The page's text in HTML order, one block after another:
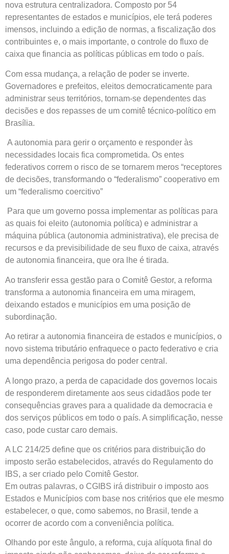
nova estrutura centralizadora. Composto por 54
representantes de estados e municípios, ele terá poderes
imensos, incluindo a edição de normas, a fiscalização dos
contribuintes e, o mais importante, o controle do fluxo de
caixa que financia as políticas públicas em todo o país.
Com essa mudança, a relação de poder se inverte.
Governadores e prefeitos, eleitos democraticamente para
administrar seus territórios, tornam-se dependentes das
decisões e dos repasses de um comitê técnico-político em
Brasília.
A autonomia para gerir o orçamento e responder às
necessidades locais fica comprometida. Os entes
federativos correm o risco de se tornarem meros “receptores
de decisões, transformando o “federalismo” cooperativo em
um “federalismo coercitivo”
Para que um governo possa implementar as políticas para
as quais foi eleito (autonomia política) e administrar a
máquina pública (autonomia administrativa), ele precisa de
recursos e da previsibilidade de seu fluxo de caixa, através
de autonomia financeira, que ora lhe é tirada.
Ao transferir essa gestão para o Comitê Gestor, a reforma
transforma a autonomia financeira em uma miragem,
deixando estados e municípios em uma posição de
subordinação.
Ao retirar a autonomia financeira de estados e municípios, o
novo sistema tributário enfraquece o pacto federativo e cria
uma dependência perigosa do poder central.
A longo prazo, a perda de capacidade dos governos locais
de responderem diretamente aos seus cidadãos pode ter
consequências graves para a qualidade da democracia e
dos serviços públicos em todo o país. A simplificação, nesse
caso, pode custar caro demais.
A LC 214/25 define que os critérios para distribuição do
imposto serão estabelecidos, através do Regulamento do
IBS, a ser criado pelo Comitê Gestor.
Em outras palavras, o CGIBS irá distribuir o imposto aos
Estados e Municípios com base nos critérios que ele mesmo
estabelecer, o que, como sabemos, no Brasil, tende a
ocorrer de acordo com a conveniência política.
Olhando por este ângulo, a reforma, cuja alíquota final do